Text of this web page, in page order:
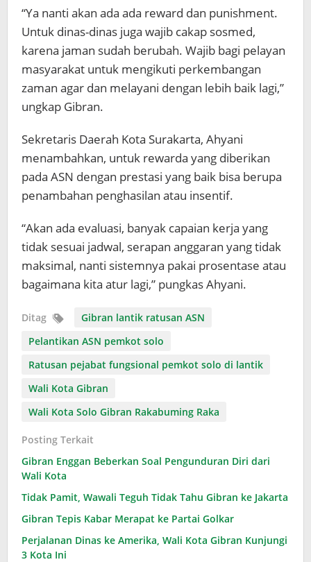
“Ya nanti akan ada ada reward dan punishment.
Untuk dinas-dinas juga wajib cakap sosmed,
karena jaman sudah berubah. Wajib bagi pelayan
masyarakat untuk mengikuti perkembangan
zaman agar dan melayani dengan lebih baik lagi,”
ungkap Gibran.
Sekretaris Daerah Kota Surakarta, Ahyani
menambahkan, untuk rewarda yang diberikan
pada ASN dengan prestasi yang baik bisa berupa
penambahan penghasilan atau insentif.
“Akan ada evaluasi, banyak capaian kerja yang
tidak sesuai jadwal, serapan anggaran yang tidak
maksimal, nanti sistemnya pakai prosentase atau
bagaimana kita atur lagi,” pungkas Ahyani.
Ditag
Gibran lantik ratusan ASN
Pelantikan ASN pemkot solo
Ratusan pejabat fungsional pemkot solo di lantik
Wali Kota Gibran
Wali Kota Solo Gibran Rakabuming Raka
Posting Terkait
Gibran Enggan Beberkan Soal Pengunduran Diri dari
Wali Kota
Tidak Pamit, Wawali Teguh Tidak Tahu Gibran ke Jakarta
Gibran Tepis Kabar Merapat ke Partai Golkar
Perjalanan Dinas ke Amerika, Wali Kota Gibran Kunjungi
3 Kota Ini